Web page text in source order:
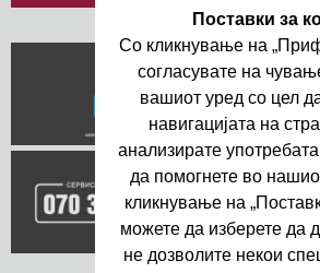
Поставки за
Со кликнување на
согласувате на
вашиот уред со цел
навигациjата на
анализирате
да помогнете во
кликнување на
можете да изберете да
не дозволите некои